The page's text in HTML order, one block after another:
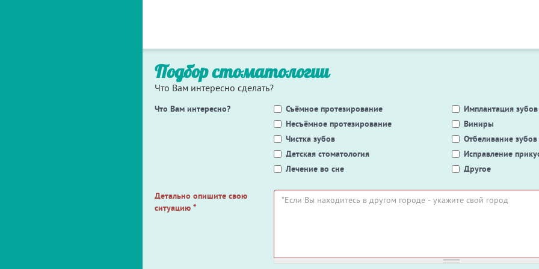
Подбор стоматологии
Что Вам интересно сделать?
Что Вам интересно? Съёмное протезирование
Имплантация зубов
Несъёмное протезирование
Виниры
Чистка зубов
Отбеливание зубов
Детская стоматология
Исправление
Лечение во сне
Другое
Детально опишите свою
ситуацию *